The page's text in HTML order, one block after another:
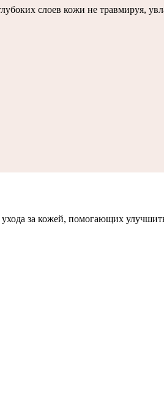
слоев кожи не травмируя,
за кожей, помогающих